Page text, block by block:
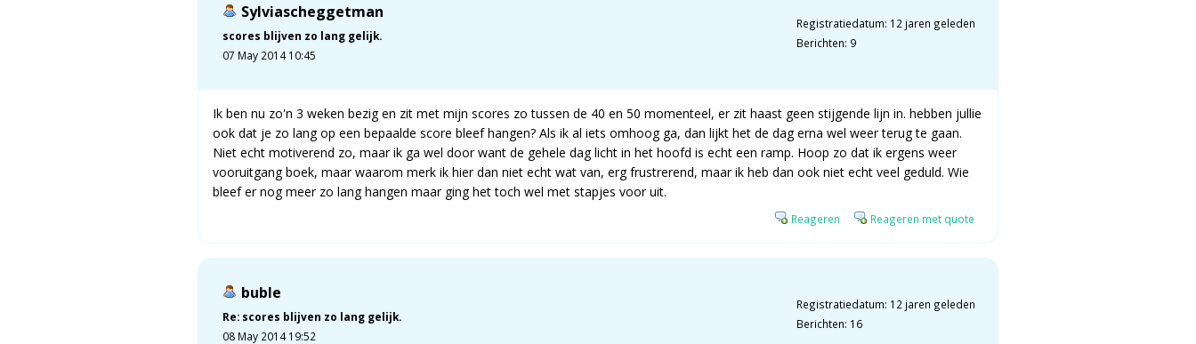
Sylviascheggetman
scores blijven zo lang gelijk.
07 May 2014 10:45
Registratiedatum: 12 jaren geleden
Berichten: 9
Ik ben nu zo'n 3 weken bezig en zit met mijn scores zo tussen de 40 en 50 momenteel, er zit haast geen stijgende lijn in. hebben jullie
ook dat je zo lang op een bepaalde score bleef hangen? Als ik al iets omhoog ga, dan lijkt het de dag erna wel weer terug te gaan.
Niet echt motiverend zo, maar ik ga wel door want de gehele dag licht in het hoofd is echt een ramp. Hoop zo dat ik ergens weer
vooruitgang boek, maar waarom merk ik hier dan niet echt wat van, erg frustrerend, maar ik heb dan ook niet echt veel geduld. Wie
bleef er nog meer zo lang hangen maar ging het toch wel met stapjes voor uit.
Reageren Reageren met quote
buble
Re: scores blijven zo lang gelijk.
08 May 2014 19:52
Registratiedatum: 12 jaren geleden
Berichten: 16